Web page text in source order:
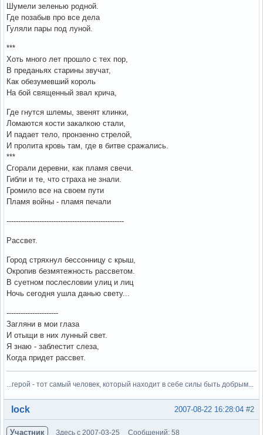
Шумели зеленью родной.
Где позабыв про все дела
Гуляли пары под луной.
***
Хоть много лет прошло с тех пор,
В преданьях старины звучат,
Как обезумевший король
На бой священный звал крича,
Где гнутся шлемы, звенят клинки,
Ломаются кости закалкою стали,
И падает тело, пронзенно стрелой,
И пролита кровь там, где в битве сражались.
***
Сгорали деревни, как пламя свечи.
Гибли и те, что страха не знали.
Громило все на своем пути
Пламя войны - пламя печали
--------------------------------------------------
Рассвет.
Город стряхнул бессонницу с крыш,
Окропив безмятежность рассветом.
В суетном послесловии улиц и лиц
Ночь сегодня ушла данью свету...
----------------------
Загляни в мои глаза
И отыщи в них лунный свет.
Я знаю - заблестит слеза,
Когда придет рассвет.
...герой - тот самый человек, который находит в себе силы быть добрым...
Вне форума #2
2007-08-22 16:28:04
lock
Участник Здесь с 2007-03-25 Сообщений: 58